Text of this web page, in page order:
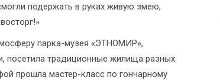
подержать в руках живую змею,
парка-музея «ЭТНОМИР»,
посетила традиционные жилища разных
прошла мастер-класс по гончарному